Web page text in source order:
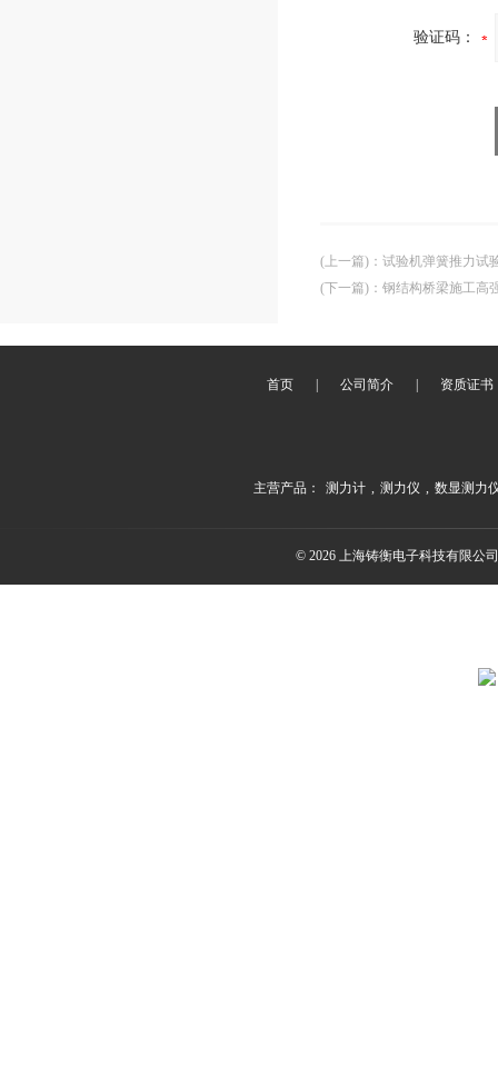
验证码：
(上一篇) ： 试验机弹簧推力试
(下一篇) ： 钢结构桥梁施工高
首页 公司简介 资质证书
主营产品： 测力计 , 测力仪 , 数显测力
© 2026 上海铸衡电子科技有限公